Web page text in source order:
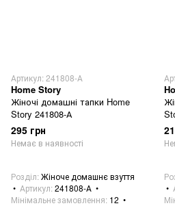
Артикул: 241808-А
Home Story
Жіночі домашні тапки Home
Story 241808-А
295 грн
Немає в наявності
Розділ Жіноче домашнє взуття
Артикул 241808-А
Мінімальне замовлення 12